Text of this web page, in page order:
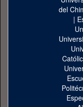
del
|